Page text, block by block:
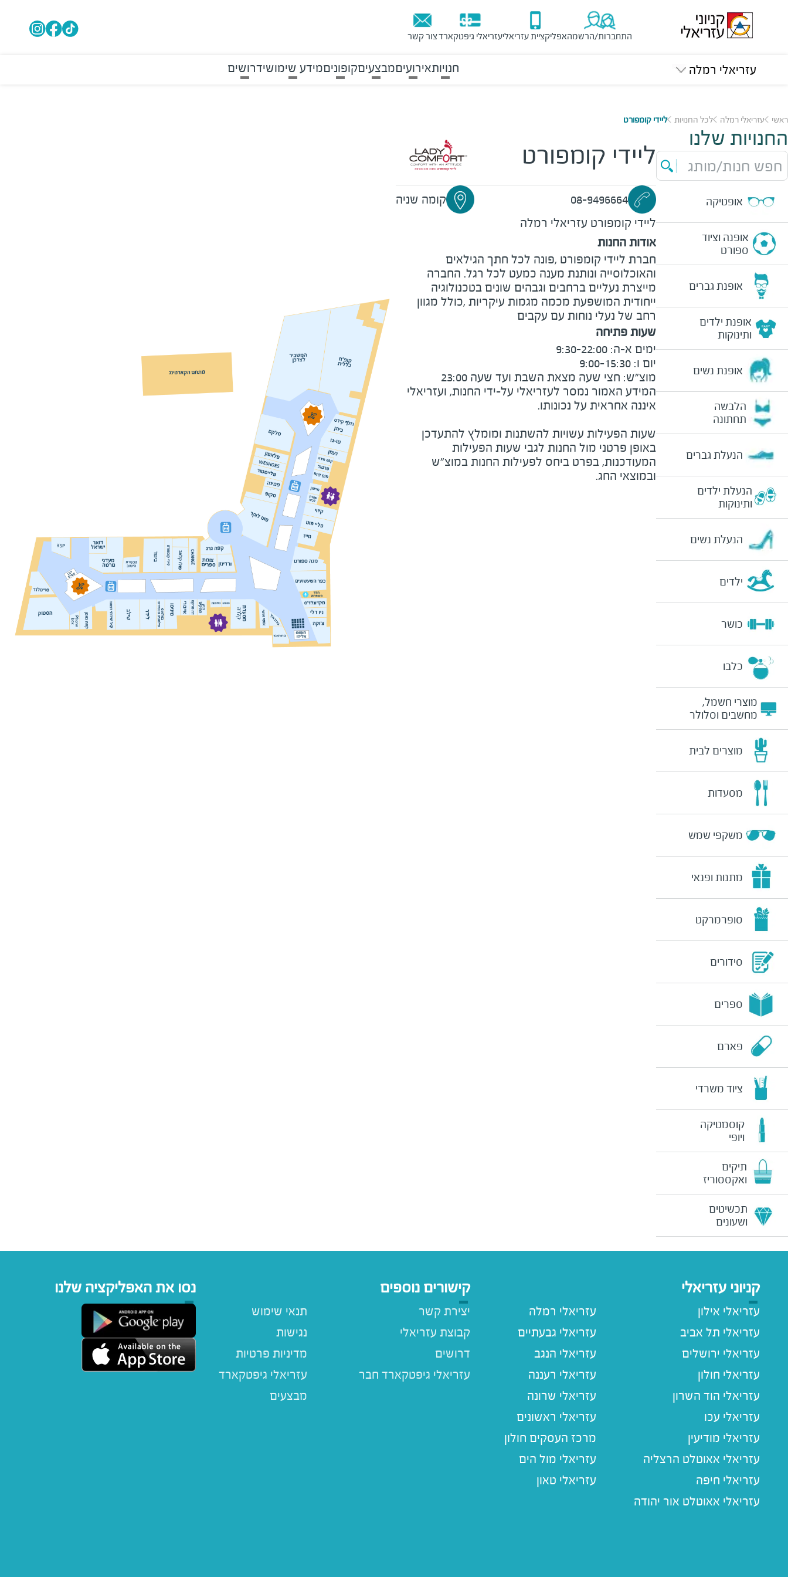
התחברות/הרשמהאפליקציית עזריאליעזריאלי גיפטקארדצור קשר
עזריאלי רמלה חנויותאירועיםמבצעיםקופוניםמידע שימושידרושים
ראשי עזריאלי רמלה לכל החנויות ליידי קומפורט
החנויות שלנו
חפש חנות/מותג
אופטיקה
אופנה וציוד
ספורט
אופנת גברים
אופנת ילדים
ותינוקות
אופנת נשים
הלבשה
תחתונה
הנעלת גברים
הנעלת ילדים
ותינוקות
הנעלת נשים
ילדים
כושר
כלבו
מוצרי חשמל,
מחשבים וסלולר
מוצרים לבית
מסעדות
משקפי שמש
מתנות ופנאי
סופרמרקט
סידורים
ספרים
פארם
ציוד משרדי
קוסמטיקה
ויופי
תיקים
ואקססוריז
תכשיטים
ושעונים
ליידי קומפורט
08-9496664
קומה שניה
ליידי קומפורט עזריאלי רמלה
אודות החנות
חברת ליידי קומפורט ,פונה לכל חתך הגילאים
והאוכלוסייה ונותנת מענה כמעט לכל רגל. החברה
מייצרת נעליים ברחבים וגבהים שונים בטכנולוגיה
ייחודית המושפעת מכמה מגמות עיקריות ,כולל מגוון
רחב של נעלי נוחות עם עקבים
שעות פתיחה
מוצ״ש: חצי שעה מצאת השבת ועד שעה 23:00
המידע האמור נמסר לעזריאלי על-ידי החנות, ועזריאלי
שעות הפעילות עשויות להשתנות ומומלץ להתעדכן
באופן פרטני מול החנות לגבי שעות הפעילות
המעודכנות, בפרט ביחס לפעילות החנות במוצ"ש
ובמוצאי החג.
קניוני עזריאלי
עזריאלי אילון
עזריאלי תל אביב
עזריאלי ירושלים
עזריאלי חולון
עזריאלי הוד השרון
עזריאלי עכו
עזריאלי מודיעין
עזריאלי אאוטלט הרצליה
עזריאלי חיפה
עזריאלי אאוטלט אור יהודה
עזריאלי רמלה
עזריאלי גבעתיים
עזריאלי הנגב
עזריאלי רעננה
עזריאלי שרונה
עזריאלי ראשונים
מרכז העסקים חולון
עזריאלי מול הים
עזריאלי טאון
קישורים נוספים
תנאי שימוש
נגישות
מדיניות פרטיות
עזריאלי גיפטקארד
מבצעים
יצירת קשר
קבוצת עזריאלי
דרושים
נסו את האפליקציה שלנו